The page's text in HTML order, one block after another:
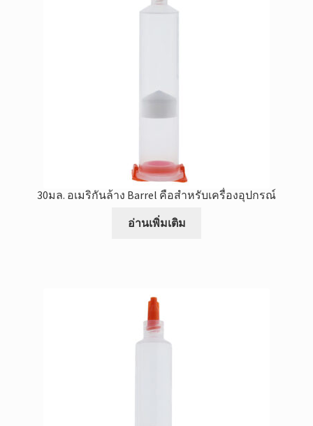
30มล. อเมริกันล้าง Barrel คือสำหรับเครื่องอุปกรณ์
อ่านเพิ่มเติม